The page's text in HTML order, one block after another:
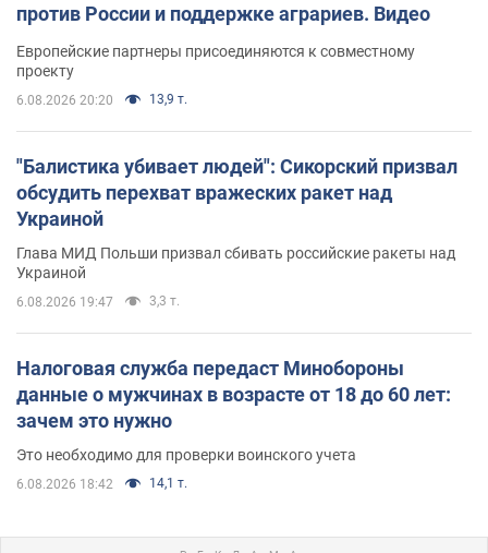
против России и поддержке аграриев. Видео
Европейские партнеры присоединяются к совместному
проекту
6.08.2026 20:20 13,9 т.
"Балистика убивает людей": Сикорский призвал
обсудить перехват вражеских ракет над
Украиной
Глава МИД Польши призвал сбивать российские ракеты над
Украиной
6.08.2026 19:47 3,3 т.
Налоговая служба передаст Минобороны
данные о мужчинах в возрасте от 18 до 60 лет:
зачем это нужно
Это необходимо для проверки воинского учета
6.08.2026 18:42 14,1 т.